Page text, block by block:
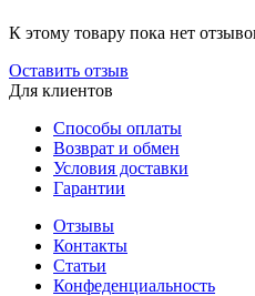
К этому товару пока нет
Оставить отзыв
Для клиентов
Способы оплаты
Возврат и обмен
Условия доставки
Гарантии
Отзывы
Контакты
Статьи
Конфеденциальность